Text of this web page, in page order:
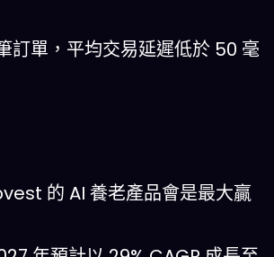
訂單，平均交易延遲低於 50 毫
的 AI 養老產品會是最大贏